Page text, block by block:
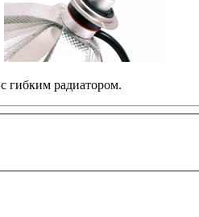
гибким радиатором.